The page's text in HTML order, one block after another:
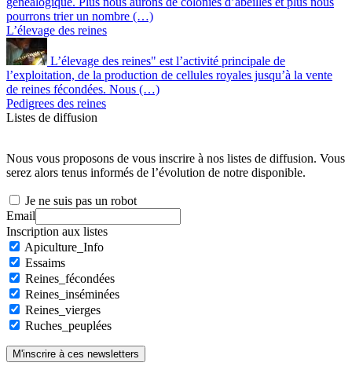
pourrons trier un nombre (…)
L’élevage des reines
L’élevage des reines" est l’activité principale de
l’exploitation, de la production de cellules royales jusqu’à la vente
de reines fécondées. Nous (…)
Pedigrees des reines
Listes de diffusion
Nous vous proposons de vous inscrire à nos listes de diffusion. Vous
serez alors tenus informés de l’évolution de notre disponible.
Je ne suis pas un robot
Email
Inscription aux listes
Apiculture_Info
Essaims
Reines_fécondées
Reines_inséminées
Reines_vierges
Ruches_peuplées